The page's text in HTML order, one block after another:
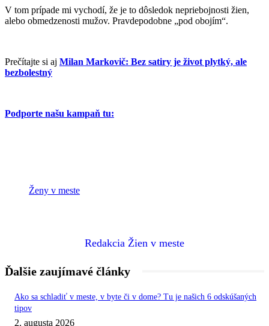
V tom prípade mi vychodí, že je to dôsledok nepriebojnosti žien,
alebo obmedzenosti mužov. Pravdepodobne „pod obojím“.
Prečítajte si aj Milan Markovič: Bez satiry je život plytký, ale
bezbolestný
Podporte našu kampaň tu:
Ženy v meste
Redakcia Žien v meste
Ďalšie zaujímavé články
Ako sa schladiť v meste, v byte či v dome? Tu je našich 6 odskúšaných
tipov
2. augusta 2026